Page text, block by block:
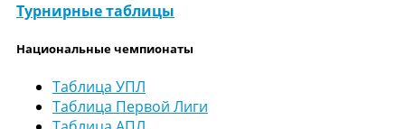
Турнирные таблицы
Национальные чемпионаты
Таблица УПЛ
Таблица Первой Лиги